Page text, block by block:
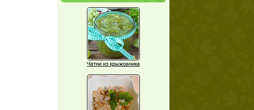
Чатни из крыжовника